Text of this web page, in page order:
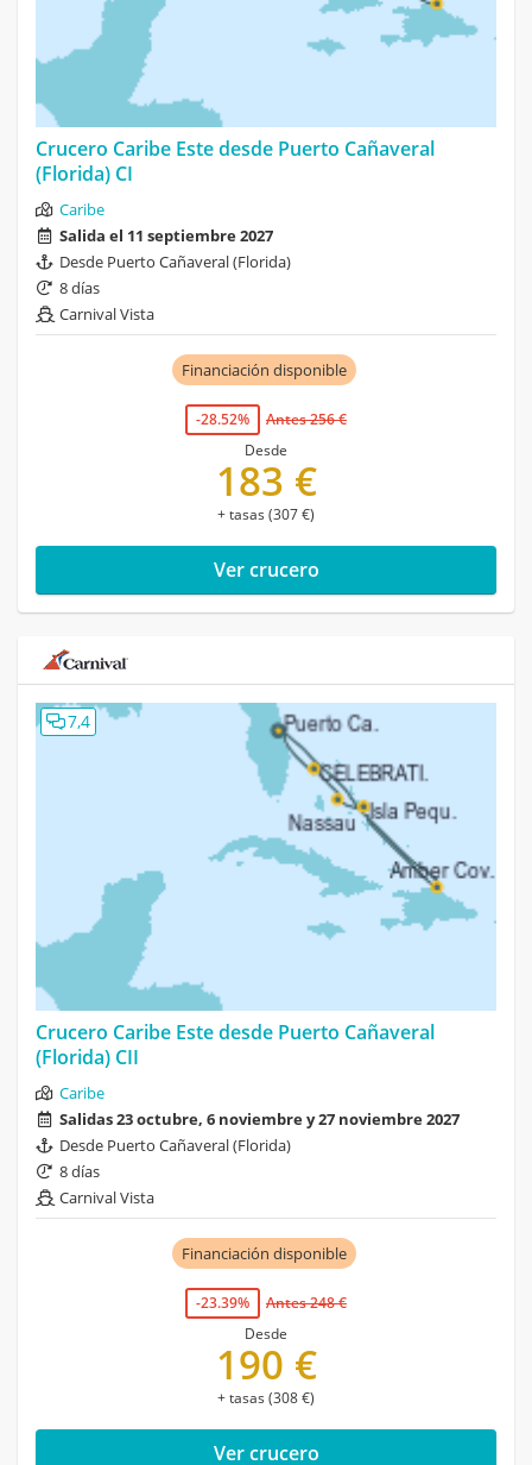
Crucero Caribe Este desde Puerto Cañaveral
(Florida) CI
Caribe
Salida el 11 septiembre 2027
Desde Puerto Cañaveral (Florida)
8 días
Carnival Vista
Financiación disponible
-28.52%
Antes 256 €
Desde
183 €
+ tasas (307 €)
Ver crucero
7,4
Crucero Caribe Este desde Puerto Cañaveral
(Florida) CII
Caribe
Salidas 23 octubre, 6 noviembre y 27 noviembre 2027
Desde Puerto Cañaveral (Florida)
8 días
Carnival Vista
Financiación disponible
-23.39%
Antes 248 €
Desde
190 €
+ tasas (308 €)
Ver crucero